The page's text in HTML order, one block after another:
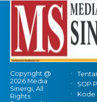
Copyright @
2026 Media
Sinergi, All
Rights
SOP
Kode